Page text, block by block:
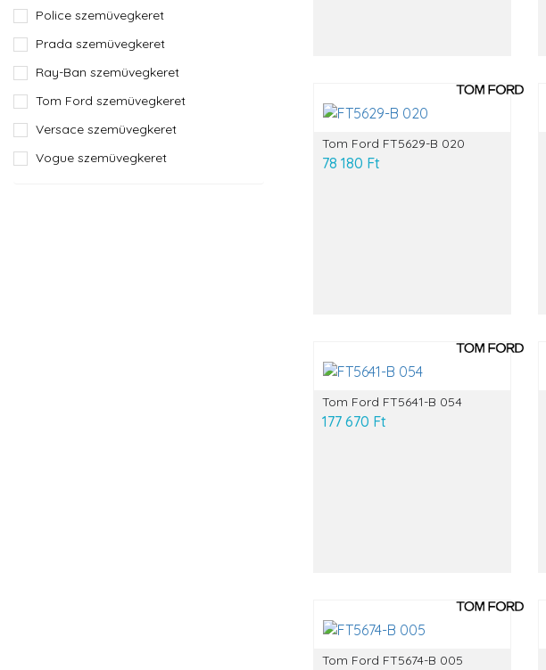
Police szemüvegkeret
Prada szemüvegkeret
Ray-Ban szemüvegkeret
Tom Ford szemüvegkeret
Versace szemüvegkeret
Vogue szemüvegkeret
Tom Ford FT5629-B 020
78 180 Ft
Tom Ford FT5641-B 054
177 670 Ft
Tom Ford FT5674-B 005